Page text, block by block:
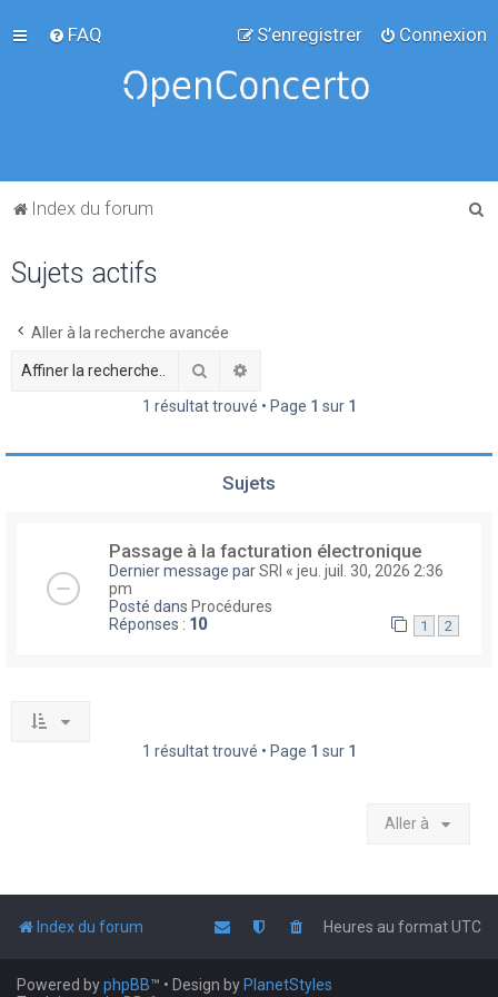
FAQ Connexion
S’enregistrer
Index du forum
e
Sujets actifs
Aller à la recherche avancée
Rechercher
1 résultat trouvé • Page 1 sur 1
Sujets
Passage à la facturation électronique
Dernier message parSRI « jeu. juil. 30, 2026 2:36
pm
Posté dans Procédures
Réponses : 10 1 2
1 résultat trouvé • Page 1 sur 1
Aller à
Index du forum Heures au formatUTC
Powered byphpBB™ • Design by PlanetStyles